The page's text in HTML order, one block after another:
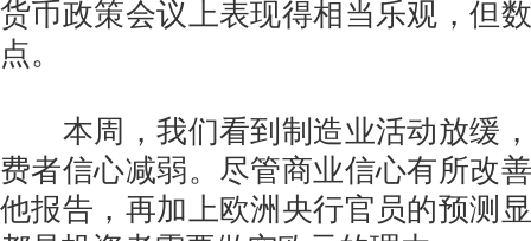
货币政策会议上表现得相当乐观，但
点。
本周，我们看到制造业活动放缓，
费者信心减弱。尽管商业信心有所改
他报告，再加上欧洲央行官员的预测